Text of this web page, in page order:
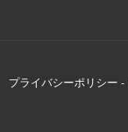
プライバシーポリシー -